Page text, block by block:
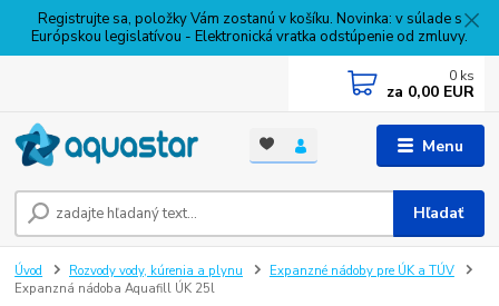
Registrujte sa, položky Vám zostanú v košíku. Novinka: v súlade s
Európskou legislatívou - Elektronická vratka odstúpenie od zmluvy.
Menu
Hľadať
0 ks
za 0,00 EUR
Úvod Rozvody vody, kúrenia a plynu
Expanzné nádoby pre ÚK a TÚV
Expanzná nádoba Aquafill ÚK 25l